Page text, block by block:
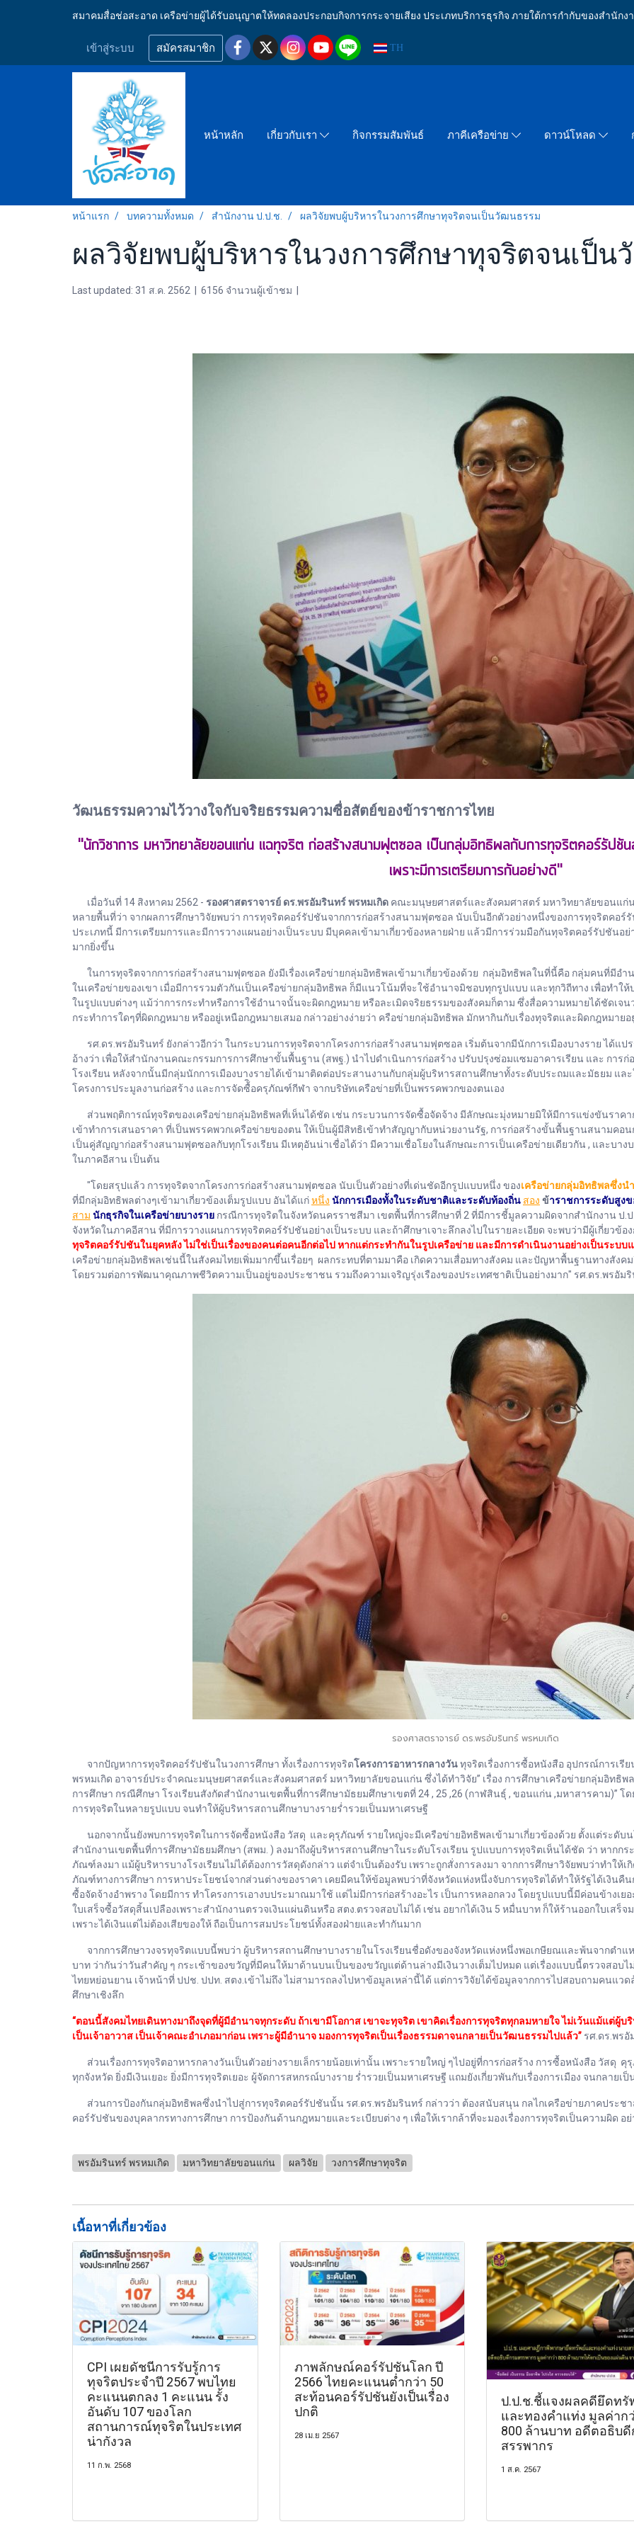
สมาคมสื่อช่อสะอาด เครือข่ายผู้ได้รับอนุญาตให้ทดลองประกอบกิจการกระจายเสียง ประเภทบริการธุรกิจ ภายใต้การกำกับของสำนั
เข้าสู่ระบบ สมัครสมาชิก TH
หน้าหลัก เกี่ยวกับเรา กิจกรรมสัมพันธ์ ภาคีเครือข่าย ดาวน์โหลด
หน้าแรก บทความทั้งหมด สำนักงาน ป.ป.ช. ผลวิจัยพบผู้บริหารในวงการศึกษาทุจริตจนเป็นวัฒนธรรม
ผลวิจัยพบผู้บริหารในวงการศึกษาทุจริตจนเป็
Last updated: 31 ส.ค. 2562 6156 จำนวนผู้เข้าชม
วัฒนธรรมความไว้วางใจกับจริยธรรมความซื่อสัตย์ของข้าราชการไทย
"นักวิชาการ มหาวิทยาลัยขอนแก่น แฉทุจริต ก่อสร้างสนามฟุตซอล เป็นกลุ่มอิทธิพลกับการทุจริตคอร์รัปชัน
เพราะมีการเตรียมการกันอย่างดี"
เมื่อวันที่ 14 สิงหาคม 2562 - รองศาสตราจารย์ ดร.พรอัมรินทร์​ พรหมเกิด คณะ​มนุษยศาสตร์และสังคมศาสตร์ มหาวิทยาลัยขอนแ
หลายพื้นที่ว่า จากผลการศึกษาวิจัยพบว่า​ การทุจริตคอร์รัปชันจากการก่อสร้างสนามฟุตซอล​ นับเป็นอีกตัวอย่างหนึ่งของการทุจริตคอร์
ประเภทนี้​ มีการเตรียมการและมีการวางแผนอย่างเป็นระบบ​ มีบุคคลเข้ามาเกี่ยวข้องหลายฝ่าย​ แล้วมีการร่วมมือกันทุจริตคอร์รัปชัน
มากยิ่งขึ้น
ในการทุจริตจากการก่อสร้างสนามฟุตซอล​ ยังมีเรื่องเครือข่ายกลุ่มอิทธิพลเข้ามาเกี่ยวข้องด้วย​ กลุ่มอิทธิพลในที่นี้คือ​ กลุ่มคนที่มีอำ
ในเครือข่ายของเขา​ เมื่อมีการรวมตัวกันเป็นเครือข่ายกลุ่มอิทธิพล​ ก็มีแนวโน้มที่จะใช้อำนาจมิชอบทุกรูปแบบ และทุกวิถีทาง​ เพื่อทำใ
ในรูปแบบต่างๆ​ แม้ว่าการกระทำหรือการใช้อำนาจนั้นจะผิดกฎหมาย​ หรือละเมิดจริยธรรมของสังคมก็ตาม​ ซึ่งสื่อความหมายได้ชัดเจ
กระทำการใดๆที่ผิดกฎหมาย​ หรืออยู่เหนือกฎหมายเสมอ​ กล่าวอย่างง่ายว่า ครือข่ายกลุ่มอิทธิพล​ มักหากินกับเรื่องทุจริตและผิดกฎหมายอ
รศ.ดร.พรอัมรินทร์ ยังกล่าวอีกว่า ในกระบวนการทุจริตจากโครงการก่อสร้างสนามฟุตซอล​ เริ่มต้นจากมีนักการเมืองบางราย​ ได้แ
อ้างว่า เพื่อให้สำนักงานคณะกรรมการการศึกษาขั้นพื้นฐาน (สพฐ.) นำไปดำเนินการก่อสร้าง ปรับปรุงซ่อมแซมอาคารเรียน และ กา
โรงเรียน​ หลังจากนั้นมีกลุ่มนักการเมืองบางรายได้เข้ามาติดต่อประสานงานกับกลุ่มผู้บริหารสถานศึกษา​ทั้งระดับประถมและมัธยม​ แ
โครงการประมูลงานก่อสร้าง​ และการจัดซื้ิอครุภัณฑ์กีฬา​ จากบริษัทเครือข่ายที่เป็นพรรคพวกของตนเอง
ส่วนพฤติการณ์ทุจริตของเครือข่ายกลุ่มอิทธิพลที่เห็นได้ชัด​ เช่น​ กระบวนการจัดซื้อจัดจ้าง​ มีลักษณะมุ่งหมายมิให้มีการแข่งขันราคา
เข้าทำการเสนอราคา​ ที่เป็นพรรคพวกเครือข่ายของตน​ ให้เป็นผู้มีสิทธิเข้าทำสัญญากับหน่วยงานรัฐ, การก่อสร้างขั้นพื้นฐานสนามคอ
เป็นคู่สัญญาก่อสร้างสนามฟุตซอลกับทุกโรงเรียน มีเหตุอันน่าเชื่อได้ว่า​ มีความเชื่อ​โยงในลักษณะการเป็นเครือข่ายเดียวกัน​ , และบา
ในภาคอีสาน​ เป็นต้น
"โดยสรุปแล้ว​ การทุจริตจากโครงการก่อสร้างสนามฟุตซอล​ นับเป็นตัวอย่างที่เด่นชัดอีกรูปแบบหนึ่ง​ ของเครือข่ายกลุ่มอิทธิพลซึ่งน
ที่มีกลุ่ม​อิทธิพลต่างๆเข้ามา​เกี่ยวข้องเต็มรูปแบบ​ อันได้แก่​หนึ่ง นักการเมืองทั้งในระดับชาติและระดับท้องถิ่น สอง ข้าราชการระดับสูง
สาม นักธุรกิจในเครือข่ายบางราย กรณีการทุจริตในจังหวัดนครราชสีมา​ เขตพื้นที่การศึกษาที่​ 2 ที่มีการชี้มูลความผิดจากสำนักงาน ป.
จังหวัดในภาคอีสาน​ ที่มีการวางแผนการทุจริตคอร์รัปชันอย่างเป็นระบบ​ และถ้าศึกษาเจาะลึกลงไปในรายละเอียด​ จะพบว่ามีผู้เกี่ยวข้
ทุจริตคอร์รัปชันในยุคหลัง​ ไม่ใช่เป็นเรื่องของคนต่อคน​อีกต่อไป​ หากแต่กระทำกันในรูปเครือข่าย​ และมีการดำเนินงานอย่างเป็นระบบ
เครือข่ายกลุ่มอิทธิพลเช่นนี้ในสังคมไทยเพิ่มมากขึ้นเรื่อยๆ ผลกระทบที่ตามมาคือ เกิดความเสื่อมทางสังคม และปัญหาพื้นฐานทางสัง
โดยรวมต่อการพัฒนาคุณภาพชีวิตความเป็นอยู่ของประชาชน รวมถึงความเจริญรุ่งเรืองของประเทศชาติเป็นอย่างมาก" รศ.ดร.พรอัม
รองศาสตราจารย์ ดร.พรอัมรินทร์​ พรหมเกิด
จากปัญหาการทุจริตคอร์รัปชันในวงการศึกษา ทั้งเรื่องการทุจริตโครงการอาหารกลางวันทุจริตเรื่องการซื้อหนังสือ อุปกรณ์การเรี
พรหมเกิด อาจารย์ประจำคณะมนุษยศาสตร์และสังคมศาสตร์ มหาวิทยาลัยขอนแก่น ซึ่งได้ทำวิจัย” เรื่อง การศึกษาเครือข่ายกลุ่มอิทธิ
การศึกษา กรณีศึกษา โรงเรียนสังกัดสำนักงานเขตพื้นที่การศึกษามัธยมศึกษาเขตที่ 24 , 25 ,26 (กาฬสินธุ์ , ขอนแก่น ,มหาสารคาม)”
การทุจริตในหลายรูปแบบ จนทำให้ผู้บริหารสถานศึกษาบางรายร่ำรวยเป็นมหาเศรษฐี
นอกจากนั้นยังพบการทุจริตในการจัดซื้อหนังสือ วัสดุ และคุรุภัณฑ์ รายใหญ่จะมีเครือข่ายอิทธิพลเข้ามาเกี่ยวข้องด้วย ตั้งแต่ระดับน
สำนักงานเขตพื้นที่การศึกษามัธยมศึกษา (สพม. ) ลงมาถึงผู้บริหารสถานศึกษาในระดับโรงเรียน รูปแบบการทุจริตเห็นได้ชัด ว่า หาก
ภัณฑ์ลงมา แม้ผู้บริหารบางโรงเรียนไม่ได้ต้องการวัสดุดังกล่าว แต่จำเป็นต้องรับ เพราะถูกสั่งการลงมา จากการศึกษาวิจัยพบว่าทำให้
ภัณฑ์ทางการศึกษา การหาประโยชน์จากส่วนต่างของราคา เคยมีคนให้ข้อมูลพบว่าที่จังหวัดแห่งหนึ่งจับการทุจริตได้ทำให้รัฐได้เงิน
ซื้อจัดจ้างอำพราง โดยมีการ ทำโครงการเอางบประมาณมาใช้ แต่ไม่มีการก่อสร้างอะไร เป็นการหลอกลวง โดยรูปแบบนี้มีค่อนข้างเย
ใบเสร็จซื้อวัสดุสิ้นเปลืองเพราะสำนักงานตรวจเงินแผ่นดินหรือ สตง.ตรวจสอบไม่ได้ เช่น อยากได้เงิน 5 หมื่นบาท ก็ให้ร้านออกใบเสร็
เพราะได้เงินแต่ไม่ต้องเสียของให้ ถือเป็นการสมประโยชน์ทั้งสองฝ่ายและทำกันมาก
จากการศึกษาวงจรทุจริตแบบนี้พบว่า ผู้บริหารสถานศึกษาบางรายในโรงเรียนชื่อดังของจังหวัดแห่งหนึ่งพอเกษียณและพ้นจากตำแ
บาท ว่ากันว่าวันสำคัญ ๆ กระเช้าของขวัญที่มีคนให้มาด้านบนเป็นของขวัญแต่ด้านล่างมีเงินวางเต็มไปหมด แต่เรื่องแบบนี้ตรวจสอบไ
ไทยหย่อนยาน เจ้าหน้าที่ ปปช. ปปท. สตง.เข้าไม่ถึง ไม่สามารถลงไปหาข้อมูลเหล่านี้ได้ แต่การวิจัยได้ข้อมูลจากการไปสอบถามคนแว
ศึกษาเชิงลึก
“ตอนนี้สังคมไทยเดินทางมาถึงจุดที่ผู้มีอำนาจทุกระดับ ถ้าเขามีโอกาส เขาจะทุจริต เขาคิดเรื่องการทุจริตทุกลมหายใจ ไม่เว้นแม้แต่ผู้
เป็นเจ้าอาวาส เป็นเจ้าคณะอำเภอมาก่อน เพราะผู้มีอำนาจ มองการทุจริตเป็นเรื่องธรรมดาจนกลายเป็นวัฒนธรรมไปแล้ว” รศ.ดร.พรอั
ส่วนเรื่องการทุจริตอาหารกลางวันเป็นตัวอย่างรายเล็กรายน้อยเท่านั้น เพราะรายใหญ่ ๆไปอยู่ที่การก่อสร้าง การซื้อหนังสือ วัสดุ
ทุกจังหวัด ยิ่งมีเงินเยอะ ยิ่งมีการทุจริตเยอะ ผู้จัดการสหกรณ์บางราย ร่ำรวยเป็นมหาเศรษฐี แถมยังเกี่ยวพันกับเรื่องการเมือง จนกลายเ
ส่วนการป้องกันกลุ่มอิทธิพลซึ่งนำไปสู่การทุจริตคอร์รัปชันนั้น รศ.ดร.พรอัมรินทร์ กล่าวว่า ต้องสนับสนุน กลไกเครือข่ายภาคประชา
คอร์รัปชันของบุคลากรทางการศึกษา การป้องกันด้านกฎหมายและระเบียบต่าง ๆ เพื่อให้เรากล้าที่จะมองเรื่องการทุจริตเป็นความผิด อ
พรอัมรินทร์​ พรหมเกิด มหาวิทยาลัยขอนแก่น ผลวิจัย วงการศึกษาทุจริต
เนื้อหาที่เกี่ยวข้อง
CPI เผยดัชนีการรับรู้การ
ทุจริตประจำปี 2567 พบไทย
คะแนนตกลง 1 คะแนน รั้ง
อันดับ 107 ของโลก
สถานการณ์ทุจริตในประเทศ
น่ากังวล
11 ก.พ. 2568
ภาพลักษณ์คอร์รัปชันโลก ปี
2566 ไทยคะแนนต่ำกว่า 50
สะท้อนคอร์รัปชันยังเป็นเรื่อง
ปกติ
28 เม.ย 2567
ป.ป.ช.ชี้แจงผลคดียึดทรั
และทองคำแท่ง มูลค่าก
800 ล้านบาท อดีตอธิบ
สรรพากร
1 ส.ค. 2567